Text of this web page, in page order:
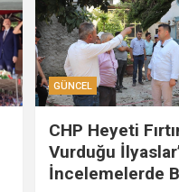
GÜNCEL
CHP Heyeti
Vurduğu
İncelemelerde